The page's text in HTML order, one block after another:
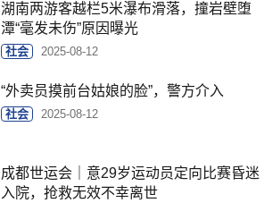
湖南两游客越栏5米瀑布滑落，撞岩壁堕
潭“毫发未伤”原因曝光
社会 2025-08-12
“外卖员摸前台姑娘的脸”，警方介入
社会 2025-08-12
成都世运会｜意29岁运动员定向比赛昏迷
入院，抢救无效不幸离世